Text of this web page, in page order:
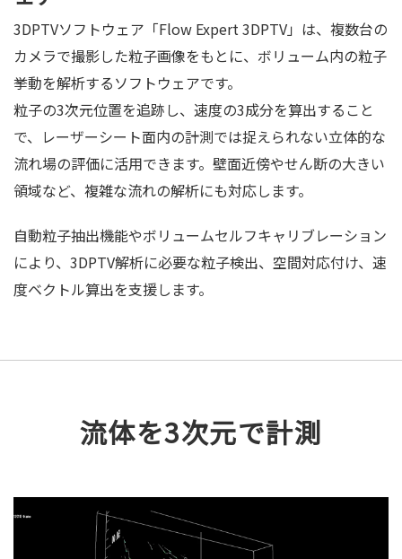
3DPTVソフトウェア「Flow Expert 3DPTV」は、複数台の
カメラで撮影した粒子画像をもとに、ボリューム内の粒子
挙動を解析するソフトウェアです。
粒子の3次元位置を追跡し、速度の3成分を算出すること
で、レーザーシート面内の計測では捉えられない立体的な
流れ場の評価に活用できます。壁面近傍やせん断の大きい
領域など、複雑な流れの解析にも対応します。
自動粒子抽出機能やボリュームセルフキャリブレーション
により、3DPTV解析に必要な粒子検出、空間対応付け、速
度ベクトル算出を支援します。
流体を3次元で計測